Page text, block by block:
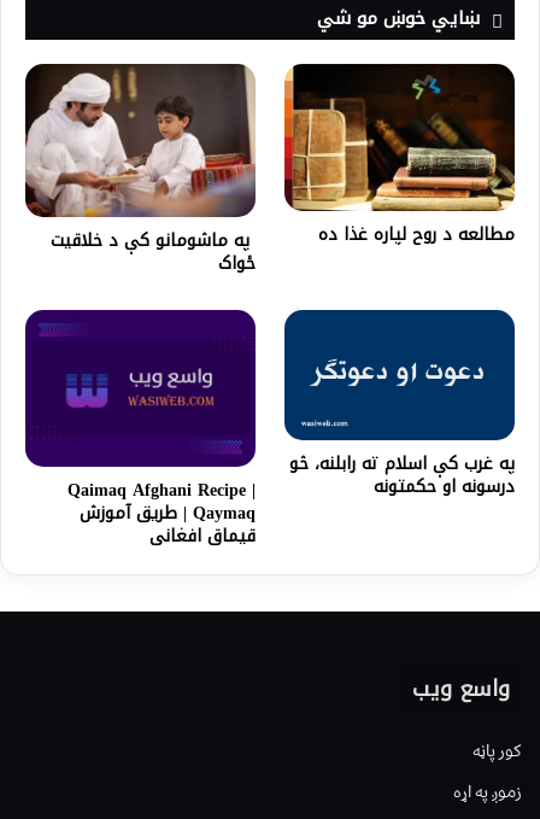
ښايي خوښ مو شي
مطالعه د روح لپاره غذا ده په ماشومانو کې د خلاقیت
ځواک
په غرب کې اسلام ته رابلنه، څو
درسونه او حکمتونه Qaimaq Afghani Recipe |
Qaymaq | طریق آموزش
قیماق افغانی
واسع ویب
کور پاڼه
زموږ په اړه